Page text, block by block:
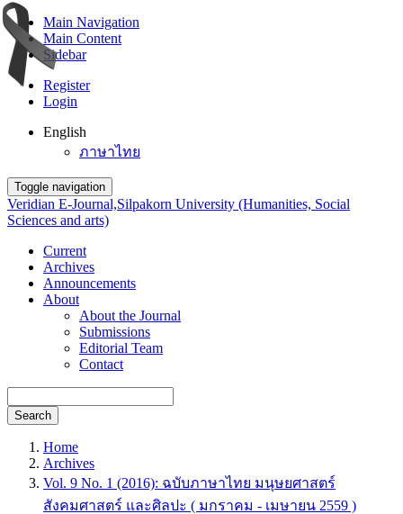
Main Navigation
Main Content
Sidebar
Register
Login
English
ภาษาไทย
Toggle navigation
Veridian E-Journal,Silpakorn University (Humanities, Social
Sciences and arts)
Current
Archives
Announcements
About
About the Journal
Submissions
Editorial Team
Contact
Search
Home
Archives
Vol. 9 No. 1 (2016): ฉบับภาษาไทย มนุษยศาสตร์
สังคมศาสตร์ และศิลปะ ( มกราคม - เมษายน 2559 )